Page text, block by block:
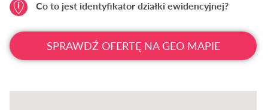
Co to jest identyfikator działki ewidencyjnej?
SPRAWDŹ OFERTĘ NA GEO MAPIE